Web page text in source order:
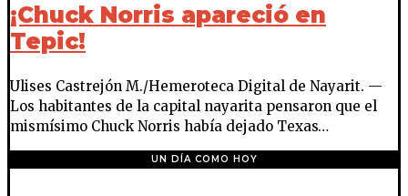
¡Chuck Norris apareció en
Tepic!
Ulises Castrejón M./Hemeroteca Digital de Nayarit. —
Los habitantes de la capital nayarita pensaron que el
mismísimo Chuck Norris había dejado Texas…
UN DÍA COMO HOY